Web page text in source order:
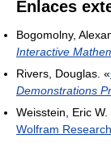
Enlaces
Bogomolny,
Interactive
Rivers, Douglas. «
Demonstrations
Weisstein, Eric W.
Wolfram Research